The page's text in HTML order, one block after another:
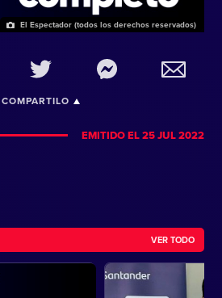
El Espectador (todos los derechos reservados)
COMPARTILO
EMITIDO EL 25 JUL 2022
VER TODO